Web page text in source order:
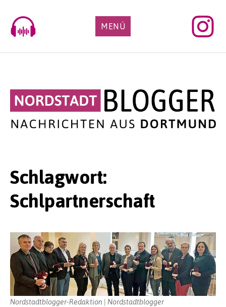
content
MENÜ
Schlagwort:
Schlpartnerschaft
Nordstadtblogger-Redaktion | Nordstadtblogger